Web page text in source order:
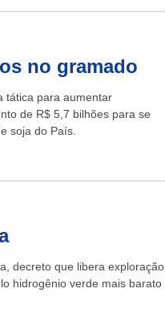
no gramado
tática para aumentar
de R$ 5,7 bilhões para se
soja do País.
decreto que libera exploração
hidrogênio verde mais barato